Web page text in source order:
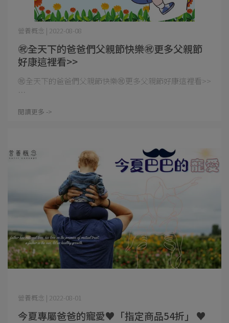
㊗全天下的爸爸們父親節快樂㊗更多父親節
好康這裡看>>
營養概念 | 2022-08-08
㊗全天下的爸爸們父親節快樂㊗更多父親節好康這裡看>>
⋯
閱讀更多 ->
今夏專屬爸爸的寵愛♥「指定商品54折」 ♥
營養概念 | 2022-08-01